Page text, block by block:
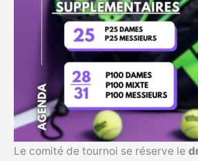
Le comité de tournoi se réserve le